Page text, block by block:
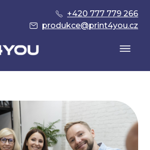
+420 777 779 266
produkce@print4you.cz